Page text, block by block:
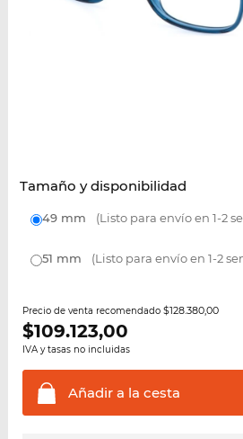
Tamaño y disponibilidad
49 mm (Listo para envío en 1-2
51 mm (Listo para envío en 1-2
Precio de venta recomendado $128.380,00
$109.123,00
IVA y tasas no incluidas
Añadir a la cesta